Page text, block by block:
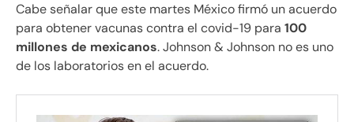
Cabe señalar que este martes México firmó un acuerdo
para obtener vacunas contra el covid-19 para 100
millones de mexicanos. Johnson & Johnson no es uno
de los laboratorios en el acuerdo.